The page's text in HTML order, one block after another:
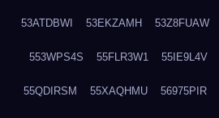
53ATDBWI 53EKZAMH 53Z8FUAW
553WPS4S 55FLR3W1 55IE9L4V
55QDIRSM 55XAQHMU 56975PIR